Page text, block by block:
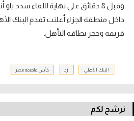
وقبل 8 دقائق على نهاية اللقاء سدد
داخل منطقة الجزاء أعلنت تقدم البنك
فريقه وحجز بطاقة التأهل.
البنك الأهلي زد كأس عاصمة مصر
نرشح لكم